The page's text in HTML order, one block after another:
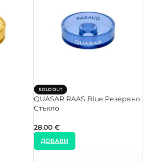
SOLD OUT
QUASAR RAAS Blue Резервно
Стъкло
28.00 €
ДОБАВИ